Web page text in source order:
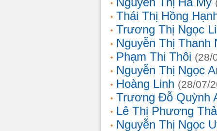
Thái Thị Hồng
Trương Thị Ngọc
Nguyễn Thị Thanh
Phạm Thi Thôi (28/
Nguyễn Thị Ngọc
Hoàng Linh (28/07/
Trương Đỗ Quỳnh
Lê Thị Phương
Nguyễn Thị Ngọc